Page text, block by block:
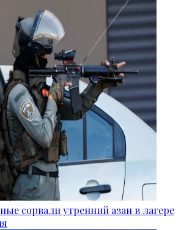
сорвали утренний азан в лагере